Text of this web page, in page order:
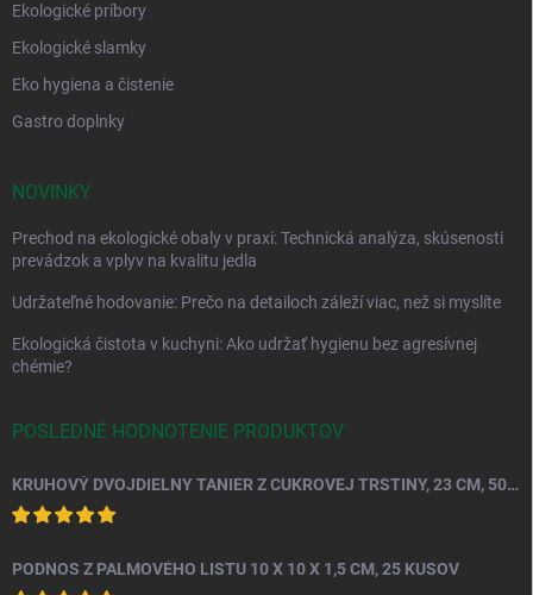
Ekologické príbory
Ekologické slamky
Eko hygiena a čistenie
Gastro doplnky
NOVINKY
Prechod na ekologické obaly v praxi: Technická analýza, skúsenosti
prevádzok a vplyv na kvalitu jedla
Udržateľné hodovanie: Prečo na detailoch záleží viac, než si myslíte
Ekologická čistota v kuchyni: Ako udržať hygienu bez agresívnej
chémie?
POSLEDNÉ HODNOTENIE PRODUKTOV
KRUHOVÝ DVOJDIELNY TANIER Z CUKROVEJ TRSTINY, 23 CM, 50 KS.
PODNOS Z PALMOVÉHO LISTU 10 X 10 X 1,5 CM, 25 KUSOV